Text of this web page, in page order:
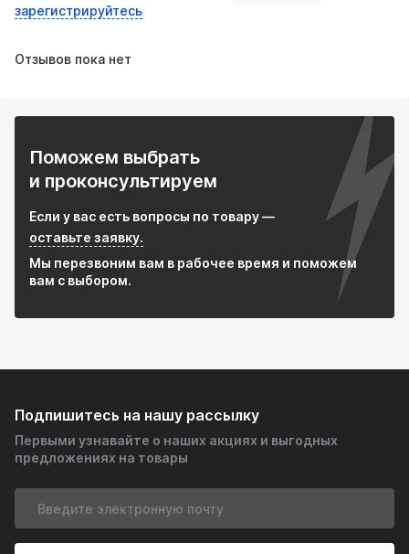
зарегистрируйтесь
Отзывов пока нет
Поможем выбрать
и проконсультируем
Если у вас есть вопросы по товару —
оставьте заявку.
Мы перезвоним вам в рабочее время и поможем
вам с выбором.
Подпишитесь на нашу рассылку
Первыми узнавайте о наших акциях и выгодных
предложениях на товары